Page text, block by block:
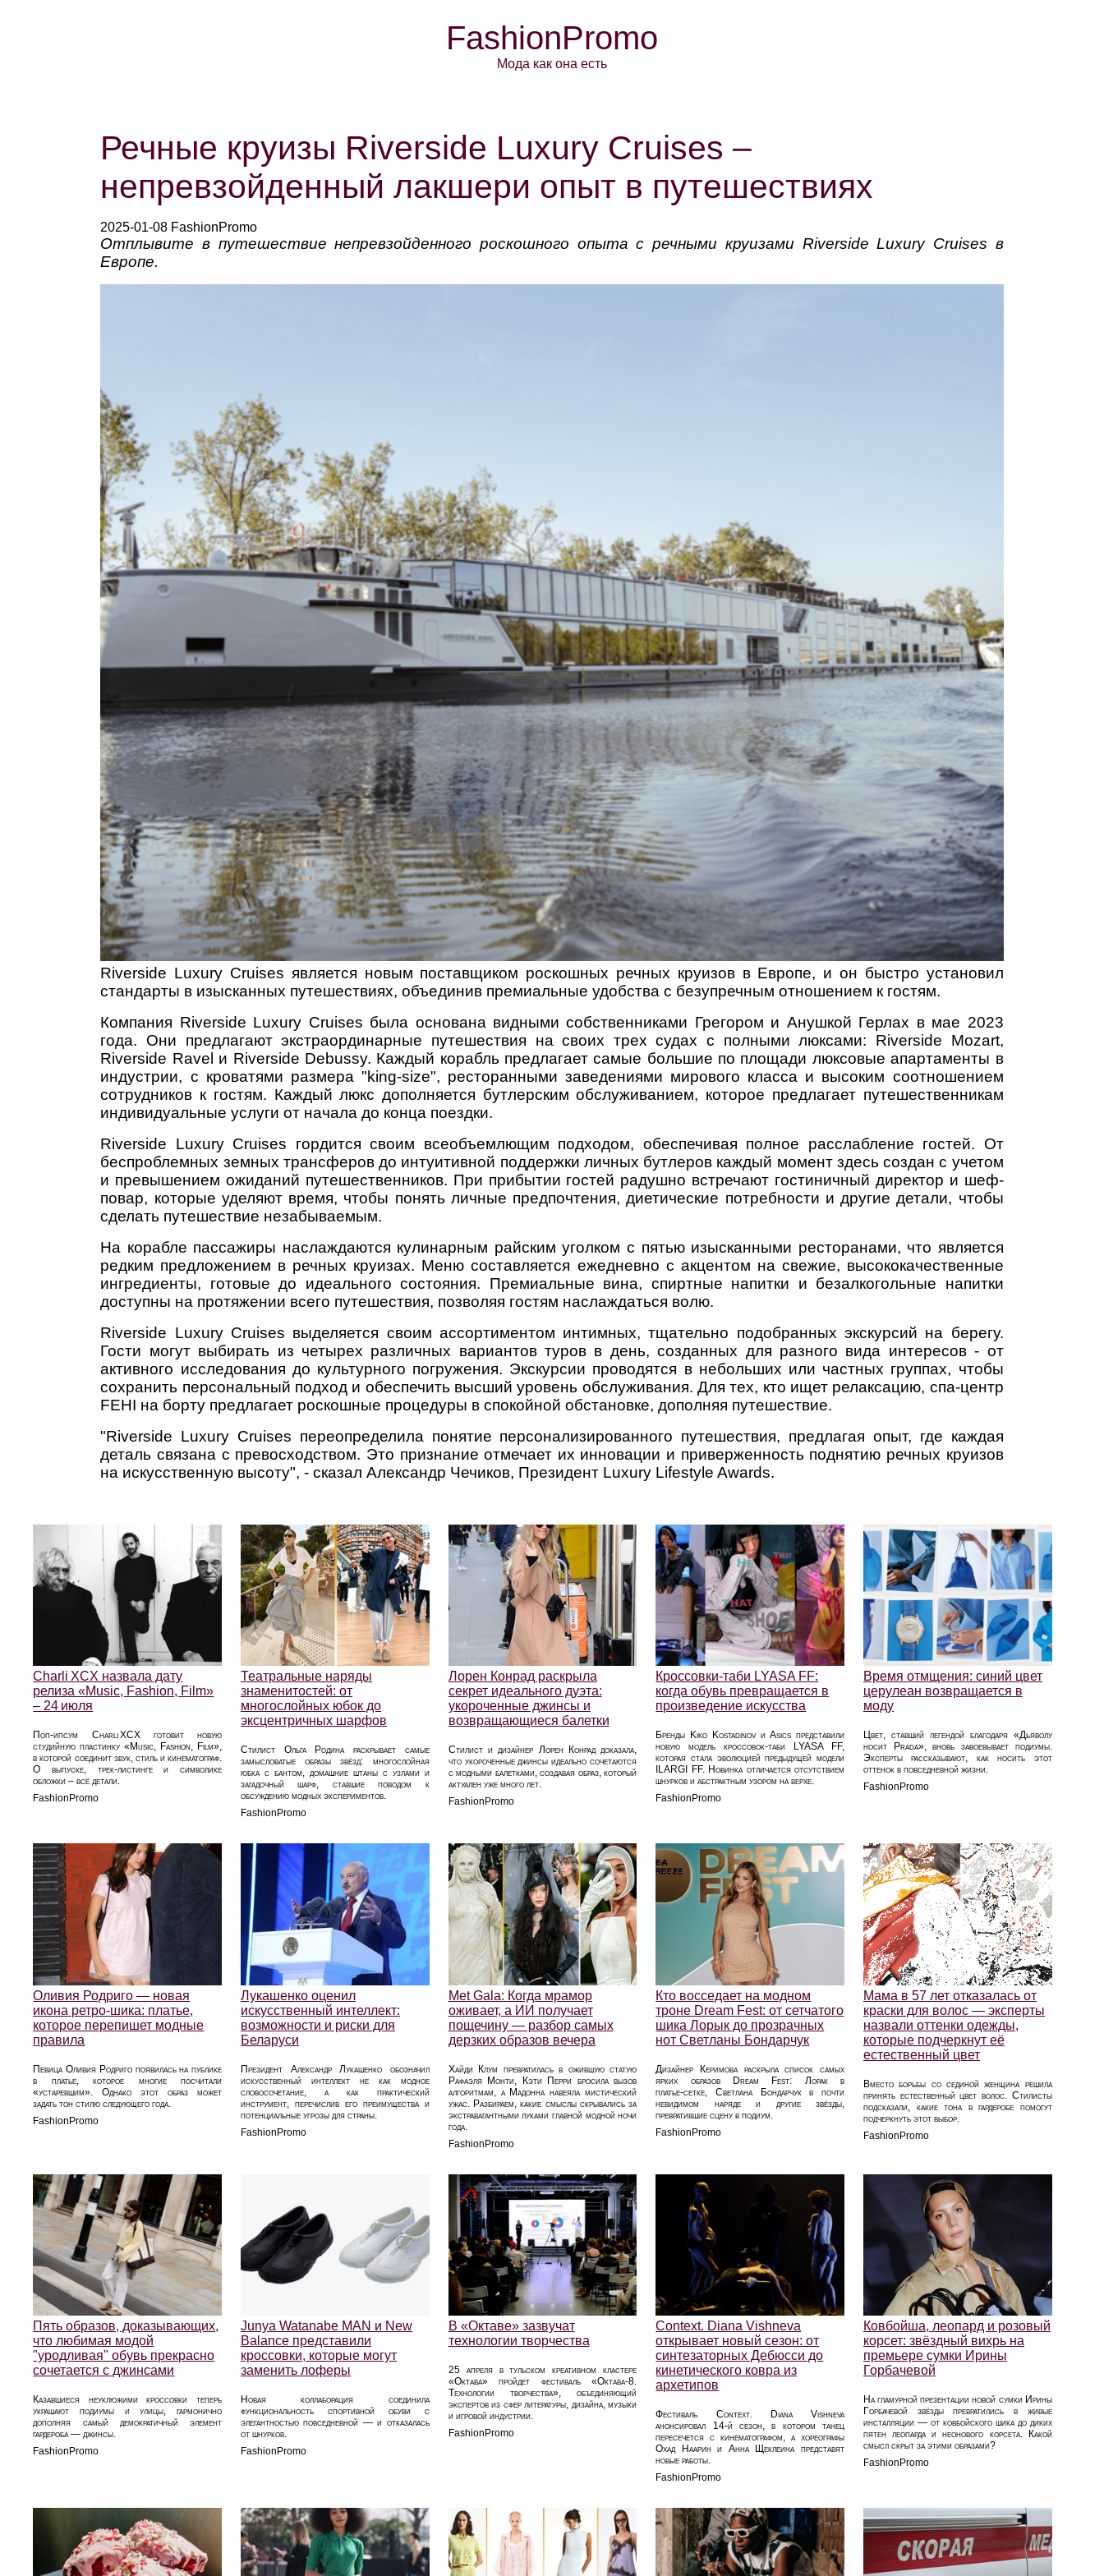
FashionPromo
Мода как она есть
Речные круизы Riverside Luxury Cruises –
непревзойденный лакшери опыт в путешествиях
2025-01-08 FashionPromo
Отплывите в путешествие непревзойденного роскошного опыта с речными круизами Riverside Luxury Cruises в
Европе.
Riverside Luxury Cruises является новым поставщиком роскошных речных круизов в Европе, и он быстро установил
стандарты в изысканных путешествиях, объединив премиальные удобства с безупречным отношением к гостям.
Компания Riverside Luxury Cruises была основана видными собственниками Грегором и Анушкой Герлах в мае 2023
года. Они предлагают экстраординарные путешествия на своих трех судах с полными люксами: Riverside Mozart,
Riverside Ravel и Riverside Debussy. Каждый корабль предлагает самые большие по площади люксовые апартаменты в
индустрии, с кроватями размера "king-size", ресторанными заведениями мирового класса и высоким соотношением
сотрудников к гостям. Каждый люкс дополняется бутлерским обслуживанием, которое предлагает путешественникам
индивидуальные услуги от начала до конца поездки.
Riverside Luxury Cruises гордится своим всеобъемлющим подходом, обеспечивая полное расслабление гостей. От
беспроблемных земных трансферов до интуитивной поддержки личных бутлеров каждый момент здесь создан с учетом
и превышением ожиданий путешественников. При прибытии гостей радушно встречают гостиничный директор и шеф-
повар, которые уделяют время, чтобы понять личные предпочтения, диетические потребности и другие детали, чтобы
сделать путешествие незабываемым.
На корабле пассажиры наслаждаются кулинарным райским уголком с пятью изысканными ресторанами, что является
редким предложением в речных круизах. Меню составляется ежедневно с акцентом на свежие, высококачественные
ингредиенты, готовые до идеального состояния. Премиальные вина, спиртные напитки и безалкогольные напитки
доступны на протяжении всего путешествия, позволяя гостям наслаждаться волю.
Riverside Luxury Cruises выделяется своим ассортиментом интимных, тщательно подобранных экскурсий на берегу.
Гости могут выбирать из четырех различных вариантов туров в день, созданных для разного вида интересов - от
активного исследования до культурного погружения. Экскурсии проводятся в небольших или частных группах, чтобы
сохранить персональный подход и обеспечить высший уровень обслуживания. Для тех, кто ищет релаксацию, спа-центр
FEHI на борту предлагает роскошные процедуры в спокойной обстановке, дополняя путешествие.
"Riverside Luxury Cruises переопределила понятие персонализированного путешествия, предлагая опыт, где каждая
деталь связана с превосходством. Это признание отмечает их инновации и приверженность поднятию речных круизов
на искусственную высоту", - сказал Александр Чечиков, Президент Luxury Lifestyle Awards.
Charli XCX назвала дату
релиза «Music, Fashion, Film»
– 24 июля
Поп-ипсум Charli XCX готовит новую
студийную пластинку «Music, Fashion, Film»,
в которой соединит звук, стиль и кинематограф.
О выпуске, трек‑листинге и символике
обложки – всё детали.
FashionPromo
Театральные наряды
знаменитостей: от
многослойных юбок до
эксцентричных шарфов
Стилист Ольга Родина раскрывает самые
замысловатые образы звёзд: многослойная
юбка с бантом, домашние штаны с узлами и
загадочный шарф, ставшие поводом к
обсуждению модных экспериментов.
FashionPromo
Лорен Конрад раскрыла
секрет идеального дуэта:
укороченные джинсы и
возвращающиеся балетки
Стилист и дизайнер Лорен Конрад доказала,
что укороченные джинсы идеально сочетаются
с модными балетками, создавая образ, который
актуален уже много лет.
FashionPromo
Кроссовки-таби LYASA FF:
когда обувь превращается в
произведение искусства
Бренды Kiko Kostadinov и Asics представили
новую модель кроссовок-таби LYASA FF,
которая стала эволюцией предыдущей модели
ILARGI FF. Новинка отличается отсутствием
шнурков и абстрактным узором на верхе.
FashionPromo
Время отмщения: синий цвет
церулеан возвращается в
моду
Цвет, ставший легендой благодаря «Дьяволу
носит Prada», вновь завоевывает подиумы.
Эксперты рассказывают, как носить этот
оттенок в повседневной жизни.
FashionPromo
Оливия Родриго — новая
икона ретро-шика: платье,
которое перепишет модные
правила
Певица Оливия Родриго появилась на публике
в платье, которое многие посчитали
«устаревшим». Однако этот образ может
задать тон стилю следующего года.
FashionPromo
Лукашенко оценил
искусственный интеллект:
возможности и риски для
Беларуси
Президент Александр Лукашенко обозначил
искусственный интеллект не как модное
словосочетание, а как практический
инструмент, перечислив его преимущества и
потенциальные угрозы для страны.
FashionPromo
Met Gala: Когда мрамор
оживает, а ИИ получает
пощечину — разбор самых
дерзких образов вечера
Хайди Клум превратилась в ожившую статую
Рафаэля Монти, Кэти Перри бросила вызов
алгоритмам, а Мадонна навеяла мистический
ужас. Разбираем, какие смыслы скрывались за
экстравагантными луками главной модной ночи
года.
FashionPromo
Кто восседает на модном
троне Dream Fest: от сетчатого
шика Лорык до прозрачных
нот Светланы Бондарчук
Дизайнер Керимова раскрыла список самых
ярких образов Dream Fest: Лорак в
платье‑сетке, Светлана Бондарчук в почти
невидимом наряде и другие звёзды,
превратившие сцену в подиум.
FashionPromo
Мама в 57 лет отказалась от
краски для волос — эксперты
назвали оттенки одежды,
которые подчеркнут её
естественный цвет
Вместо борьбы со сединой женщина решила
принять естественный цвет волос. Стилисты
подсказали, какие тона в гардеробе помогут
подчеркнуть этот выбор.
FashionPromo
Пять образов, доказывающих,
что любимая модой
"уродливая" обувь прекрасно
сочетается с джинсами
Казавшиеся неуклюжими кроссовки теперь
украшают подиумы и улицы, гармонично
дополняя самый демократичный элемент
гардероба — джинсы.
FashionPromo
Junya Watanabe MAN и New
Balance представили
кроссовки, которые могут
заменить лоферы
Новая коллаборация соединила
функциональность спортивной обуви с
элегантностью повседневной — и отказалась
от шнурков.
FashionPromo
В «Октаве» зазвучат
технологии творчества
25 апреля в тульском креативном кластере
«Октава» пройдет фестиваль «Октава-8.
Технологии творчества», объединяющий
экспертов из сфер литературы, дизайна, музыки
и игровой индустрии.
FashionPromo
Context. Diana Vishneva
открывает новый сезон: от
синтезаторных Дебюсси до
кинетического ковра из
архетипов
Фестиваль Context. Diana Vishneva
анонсировал 14-й сезон, в котором танец
пересечется с кинематографом, а хореографы
Охад Наарин и Анна Щеклеина представят
новые работы.
FashionPromo
Ковбойша, леопард и розовый
корсет: звёздный вихрь на
премьере сумки Ирины
Горбачевой
На гламурной презентации новой сумки Ирины
Горбачевой звёзды превратились в живые
инсталляции — от ковбойского шика до диких
пятен леопарда и неонового корсета. Какой
смысл скрыт за этими образами?
FashionPromo